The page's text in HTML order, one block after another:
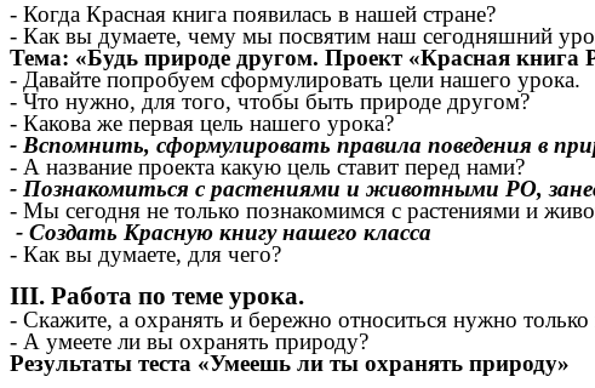
- Когда Красная книга появилась в нашей стране?
- Как вы думаете, чему мы посвятим наш сегодняшний
Тема: «Будь природе другом. Проект «Красная книга
- Давайте попробуем сформулировать цели нашего урока.
- Что нужно, для того, чтобы быть природе другом?
- Какова же первая цель нашего урока?
- Вспомнить, сформулировать правила поведения в
- А название проекта какую цель ставит перед нами?
- Познакомиться с растениями и животными РО,
- Мы сегодня не только познакомимся с растениями и
- Создать Красную книгу нашего класса
- Как вы думаете, для чего?
III. Работа по теме урока.
- Скажите, а охранять и бережно относиться нужно
- А умеете ли вы охранять природу?
Результаты теста «Умеешь ли ты охранять природу»